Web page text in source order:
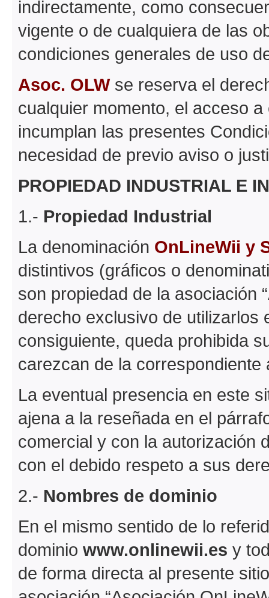
indirectamente, como
vigente o de cualquiera de las
condiciones generales de uso
Asoc. OLWse reserva el
cualquier momento, el acceso
incumplan las presentes
necesidad de previo aviso o
PROPIEDAD INDUSTRIAL E
1.- Propiedad Industrial
La denominación OnLineWii y
distintivos (gráficos o
son propiedad de la asociación
derecho exclusivo de utilizarlos
consiguiente, queda prohibida
carezcan de la correspondiente
La eventual presencia en este
ajena a la reseñada en el
comercial y con la autorización
con el debido respeto a sus
2.- Nombres de dominio
En el mismo sentido de lo
dominio www.onlinewii.es y
de forma directa al presente